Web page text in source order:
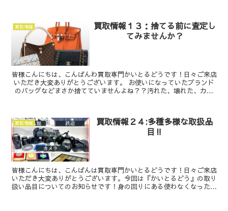
買取情報
買取情報１３：捨てる前に査定し
てみませんか？
皆様こんにちは、こんばんわ買取専門かいとるどうです！日々ご来店
いただき大変ありがとうございます。 お使いになっていたブランド
のバッグなどまさか捨てていませんよね？？汚れた、壊れた、カビ
買取情報
買取情報２４:多種多様な取扱品
目‼
皆様こんにちは、こんばんは買取専門かいとるどうです！日々ご来店
いただき大変ありがとうございます。今回は『かいとるどう』の取り
扱い品目についてのお知らせです！身の回りにある使わなくなった物